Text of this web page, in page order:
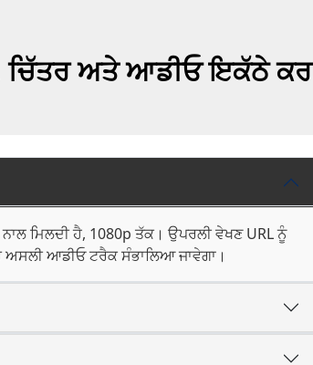
ਚਿੱਤਰ ਅਤੇ ਆਡੀਓ ਇਕੱਠੇ ਕਰ
ਮਿਲਦੀ ਹੈ, 1080p ਤੱਕ। ਉਪਰਲੀ ਵੇਖਣ URL ਨੂੰ
ਅਸਲੀ ਆਡੀਓ ਟਰੈਕ ਸੰਭਾਲਿਆ ਜਾਵੇਗਾ।